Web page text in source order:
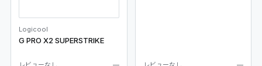
Logicool
G PRO X2 SUPERSTRIKE